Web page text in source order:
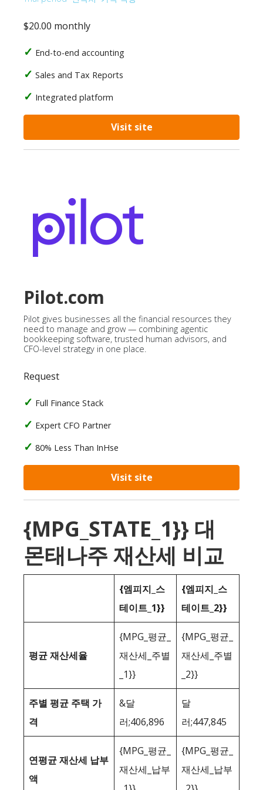
$20.00 monthly
End-to-end accounting
Sales and Tax Reports
Integrated platform
Visit site
Pilot.com
Pilot gives businesses all the financial resources they
need to manage and grow — combining agentic
bookkeeping software, trusted human advisors, and
CFO-level strategy in one place.
Request
Full Finance Stack
Expert CFO Partner
80% Less Than InHse
Visit site
{MPG_STATE_1}} 대
몬태나주 재산세 비교
{엠피지_스
테이트_1}}
{엠피지_스
테이트_2}}
평균 재산세율
{MPG_평균_
재산세_주별
_1}}
{MPG_평균_
재산세_주별
_2}}
주별 평균 주택 가
격
&달
러;406,896
달
러;447,845
연평균 재산세 납부
액
{MPG_평균_
재산세_납부
{MPG_평균_
재산세_납부